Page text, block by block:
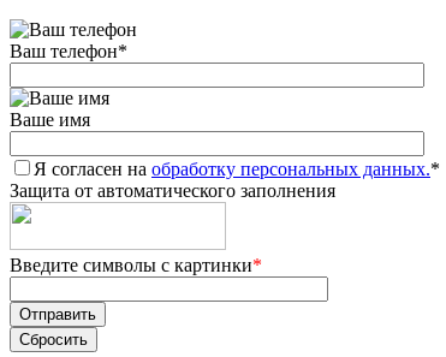
Ваш телефон*
Ваше имя
Я согласен на обработку персональных данных.*
Защита от автоматического заполнения
Введите символы с картинки*